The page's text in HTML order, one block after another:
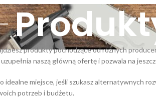
produkty pochodzące od różnych
naszą główną ofertę i pozwala na
idealne miejsce, jeśli szukasz alternatywnych
potrzeb i budżetu.